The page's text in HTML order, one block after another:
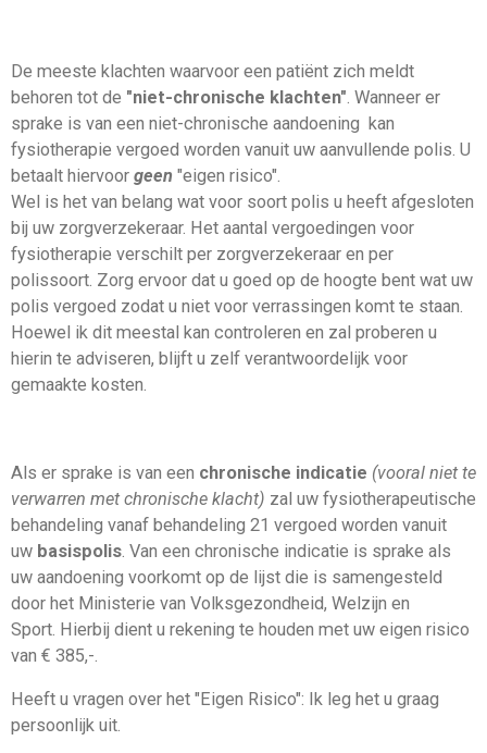
De meeste klachten waarvoor een patiënt zich meldt
behoren tot de "niet-chronische klachten". Wanneer er
sprake is van een niet-chronische aandoening kan
fysiotherapie vergoed worden vanuit uw aanvullende polis. U
betaalt hiervoor geen "eigen risico".
Wel is het van belang wat voor soort polis u heeft afgesloten
bij uw zorgverzekeraar. Het aantal vergoedingen voor
fysiotherapie verschilt per zorgverzekeraar en per
polissoort. Zorg ervoor dat u goed op de hoogte bent wat uw
polis vergoed zodat u niet voor verrassingen komt te staan.
Hoewel ik dit meestal kan controleren en zal proberen u
hierin te adviseren, blijft u zelf verantwoordelijk voor
gemaakte kosten.
Als er sprake is van een chronische indicatie (vooral niet te
verwarren met chronische klacht) zal uw fysiotherapeutische
behandeling vanaf behandeling 21 vergoed worden vanuit
uw basispolis Van een chronische indicatie is sprake als
uw aandoening voorkomt op de lijst die is samengesteld
door het Ministerie van Volksgezondheid, Welzijn en
Sport. Hierbij dient u rekening te houden met uw eigen risico
van € 385,-.
Heeft u vragen over het "Eigen Risico": Ik leg het u graag
persoonlijk uit.